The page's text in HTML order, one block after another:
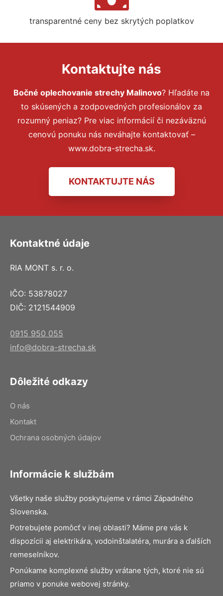
transparentné ceny bez skrytých poplatkov
Kontaktujte nás
Bočné oplechovanie strechy Malinovo? Hľadáte na
to skúsených a zodpovedných profesionálov za
rozumný peniaz? Pre viac informácií či nezáväznú
cenovú ponuku nás neváhajte kontaktovať –
www.dobra-strecha.sk.
KONTAKTUJTE NÁS
Kontaktné údaje
RIA MONT s. r. o.
IČO: 53878027
DIČ: 2121544909
0915 950 055
info@dobra-strecha.sk
Dôležité odkazy
O nás
Kontakt
Ochrana osobných údajov
Informácie k službám
Všetky naše služby poskytujeme v rámci Západného
Slovenska.
Potrebujete pomôcť v inej oblasti? Máme pre vás k
dispozícii aj elektrikára, vodoinštalatéra, murára a ďalších
remeselníkov.
Ponúkame komplexné služby vrátane tých, ktoré nie sú
priamo v ponuke webovej stránky.